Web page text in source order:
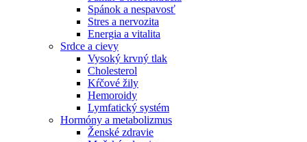
Spánok a nespavosť
Stres a nervozita
Energia a vitalita
Srdce a cievy
Vysoký krvný tlak
Cholesterol
Kŕčové žily
Hemoroidy
Lymfatický systém
Hormóny a metabolizmus
Ženské zdravie